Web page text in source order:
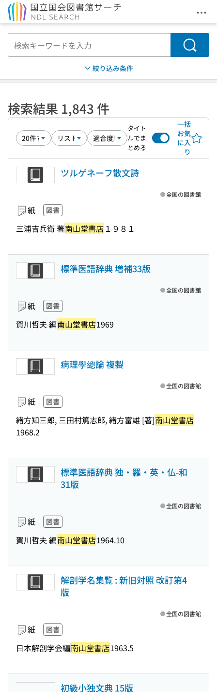
メ
検索
絞り込み条件
検索結果 1,843 件
タイト
ルでま
とめる
一括
お気
に入
り
ツルゲネーフ散文詩
紙 図書
三浦吉兵衛 著南山堂書店 １９８１
全国の図書館
標準医語辞典 増補33版
紙 図書
賀川哲夫 編南山堂書店1969
全国の図書館
病理學總論 複製
紙 図書
緒方知三郎, 三田村篤志郎, 緒方富雄 [著]南山堂書店
1968.2
全国の図書館
標準医語辞典 独・羅・英・仏-和
31版
紙 図書
賀川哲夫 編南山堂書店1964.10
全国の図書館
解剖学名集覧 : 新旧対照 改訂第4
版
紙 図書
日本解剖学会編南山堂書店1963.5
全国の図書館
初級小独文典 15版